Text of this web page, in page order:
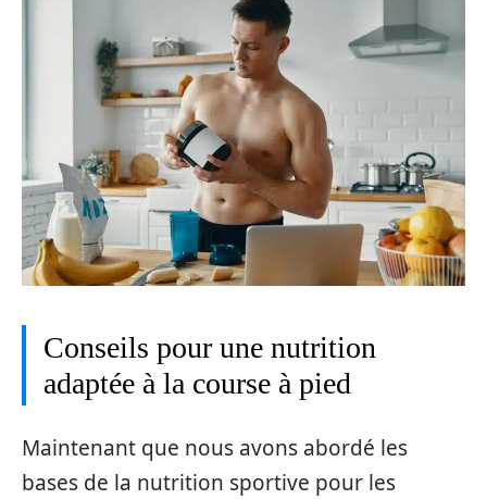
Conseils pour une nutrition
adaptée à la course à pied
Maintenant que nous avons abordé les
bases de la nutrition sportive pour les